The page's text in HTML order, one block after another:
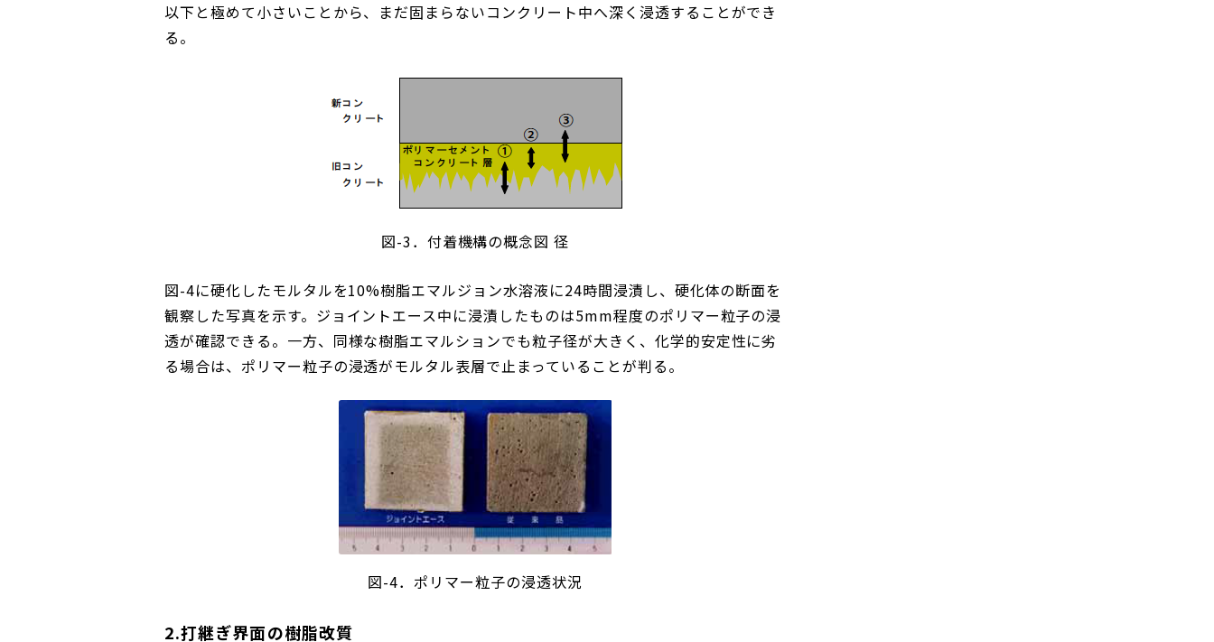
以下と極めて小さいことから、まだ固まらないコンクリート中へ深く浸透することができ
る。
図-3．付着機構の概念図 径
図-4に硬化したモルタルを10%樹脂エマルジョン水溶液に24時間浸漬し、硬化体の断面を
観察した写真を示す。ジョイントエース中に浸漬したものは5mm程度のポリマー粒子の浸
透が確認できる。一方、同様な樹脂エマルションでも粒子径が大きく、化学的安定性に劣
る場合は、ポリマー粒子の浸透がモルタル表層で止まっていることが判る。
図-4．ポリマー粒子の浸透状況
2.打継ぎ界面の樹脂改質